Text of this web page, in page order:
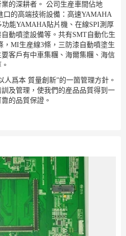
的深耕者。 公司生産車間佔地
口的高端技術設備：高速YAMAHA
能YAMAHA貼片機、在線SPI測厚
動噴塗設備等。共有SMT自動化生
，MI生産線3條，三防漆自動噴塗生
客戶有中車集糰、海爾集糰、海信
爲本 質量創新”的一箇管理方針。
及管理，使我們的産品品質得到一
的品質保證。